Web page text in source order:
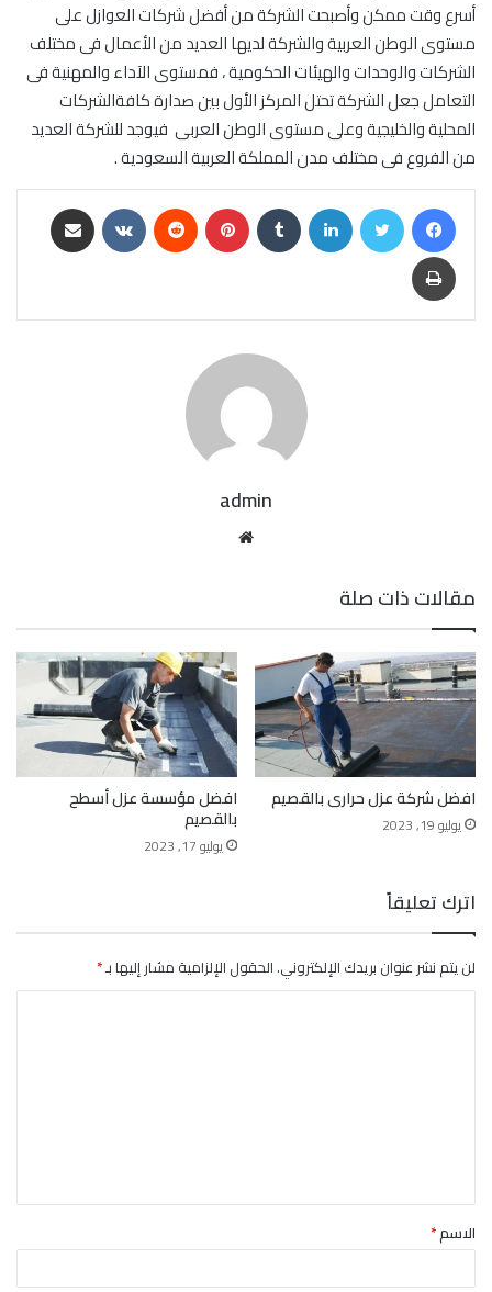
أسرع وقت ممكن وأصبحت الشركة من أفضل شركات العوازل على
مستوى الوطن العربية والشركة لديها العديد من الأعمال فى مختلف
الشركات والوحدات والهيئات الحكومية ، فمستوى الآداء والمهنية فى
التعامل جعل الشركة تحتل المركز الأول بين صدارة كافةالشركات
المحلية والخليجية وعلى مستوى الوطن العربى فيوجد للشركة العديد
من الفروع فى مختلف مدن المملكة العربية السعودية .
فيسبوك تويتر لينكدإن بينتيريست
طباعة
admin
مقالات ذات صلة
افضل شركة عزل حرارى بالقصيم
يوليو 19, 2023
افضل مؤسسة عزل أسطح
بالقصيم
يوليو 17, 2023
اترك تعليقاً
لن يتم نشر عنوان بريدك الإلكتروني. الحقول الإلزامية مشار إليها بـ*
ق
*الاسم*